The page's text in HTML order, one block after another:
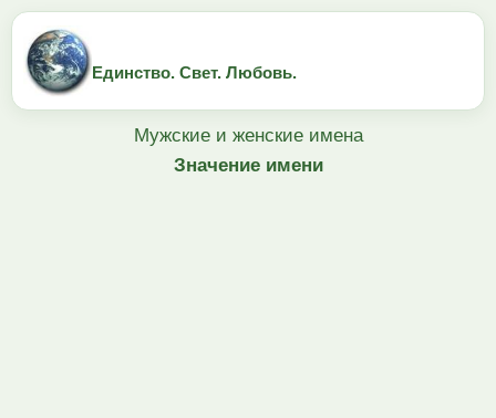
Единство. Свет. Любовь.
Мужские и женские имена
Значение имени